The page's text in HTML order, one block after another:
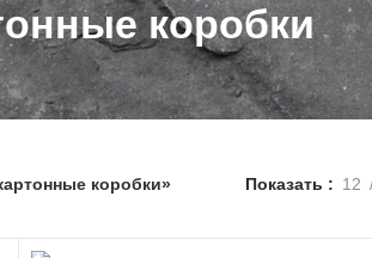
коробки
коробки» Показать 12